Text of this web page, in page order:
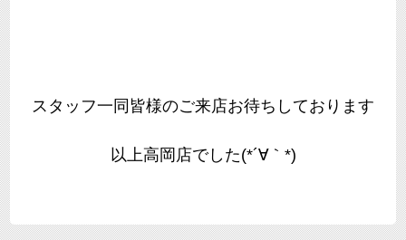
スタッフ一同皆様のご来店お待ちしております
以上高岡店でした(*´∀｀*)